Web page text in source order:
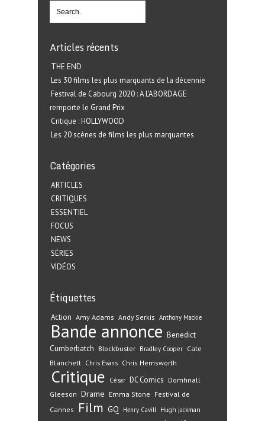
Articles récents
THE END
Les 30 films les plus marquants de la décennie
Festival de Cabourg 2020 : A L’ABORDAGE
remporte le Grand Prix
Critique : HOLLYWOOD
Les 20 scènes de films les plus marquantes
Catégories
ARTICLES
CRITIQUES
ESSENTIEL
FOCUS
NEWS
SÉRIES
VIDÉOS
Étiquettes
Action Amy Adams Andy Serkis Anthony Mackie
Bande annonce Benedict
Cumberbatch Blockbuster Bradley Cooper Cate
Blanchett Chris Evans Chris Hemsworth
Critique César DC Comics Domhnall
Gleeson Drame Emma Stone Festival de
Cannes
Film GQ Henry Cavill Hugh jackman